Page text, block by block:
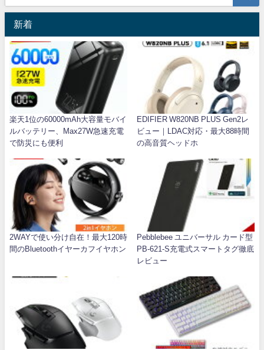
新着
楽天1位の60000mAh大容量モバイ
ルバッテリー、Max27W急速充電
で防災にも便利
EDIFIER W820NB PLUS Gen2レ
ビュー｜LDAC対応・最大88時間
の高音質ヘッドホ
2WAYで使い分け自在！最大120時
間のBluetoothイヤーカフイヤホン
Pebblebee ユニバーサル カード型
PB-621-S充電式スマートタグ徹底
レビュー